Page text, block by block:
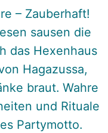
– Zauberhaft!
sausen die
das Hexenhaus
Hagazussa,
braut. Wahre
und Rituale
Partymotto.